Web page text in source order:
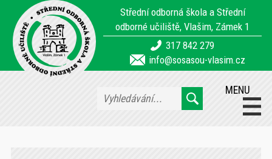
Střední odborná škola a Střední
odborné učiliště, Vlašim, Zámek 1
317 842 279
info@sosasou-vlasim.cz
MENU